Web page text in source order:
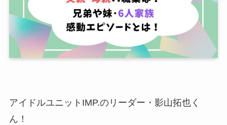
アイドルユニットIMP.のリーダー・影山拓也く
ん！